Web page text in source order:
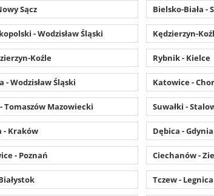
Sącz Bielsko-Biała -
- Wodzisław Śląski Kędzierzyn-
Koźle Rybnik - Kielce
- Wodzisław Śląski Katowice -
Tomaszów Mazowiecki Suwałki -
- Kraków Dębica - Gdynia
- Poznań Ciechanów -
Tczew - Legnica